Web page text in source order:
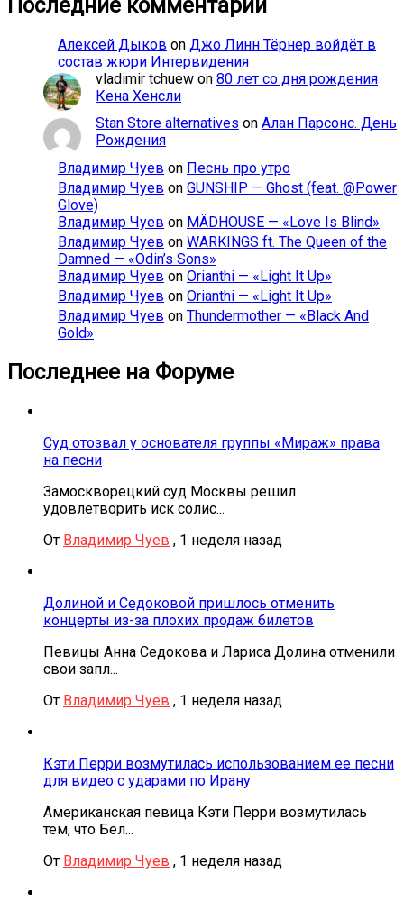
Последние комментарии
Алексей Дыков on Джо Линн Тёрнер войдёт в
состав жюри Интервидения
vladimir tchuew on 80 лет со дня рождения
Кена Хенсли
Stan Store alternatives on Алан Парсонс. День
Рождения
Владимир Чуев on Песнь про утро
Владимир Чуев on GUNSHIP — Ghost (feat. @Power
Glove)
Владимир Чуев on MÄDHOUSE — «Love Is Blind»
Владимир Чуев on WARKINGS ft. The Queen of the
Damned — «Odin’s Sons»
Владимир Чуев on Orianthi — «Light It Up»
Владимир Чуев on Orianthi — «Light It Up»
Владимир Чуев on Thundermother — «Black And
Gold»
Последнее на Форуме
Суд отозвал у основателя группы «Мираж» права
на песни
Замоскворецкий суд Москвы решил
удовлетворить иск солис...
От Владимир Чуев , 1 неделя назад
Долиной и Седоковой пришлось отменить
концерты из-за плохих продаж билетов
Певицы Анна Седокова и Лариса Долина отменили
свои запл...
От Владимир Чуев , 1 неделя назад
Кэти Перри возмутилась использованием ее песни
для видео с ударами по Ирану
Американская певица Кэти Перри возмутилась
тем, что Бел...
От Владимир Чуев , 1 неделя назад